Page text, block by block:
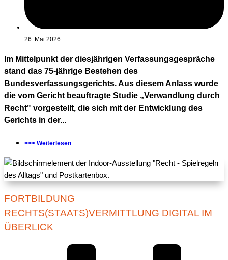
26. Mai 2026
Im Mittelpunkt der diesjährigen Verfassungsgespräche
stand das 75-jährige Bestehen des
Bundesverfassungsgerichts. Aus diesem Anlass wurde
die vom Gericht beauftragte Studie „Verwandlung durch
Recht" vorgestellt, die sich mit der Entwicklung des
Gerichts in der...
>>> Weiterlesen
FORTBILDUNG
RECHTS(STAATS)VERMITTLUNG DIGITAL IM
ÜBERLICK